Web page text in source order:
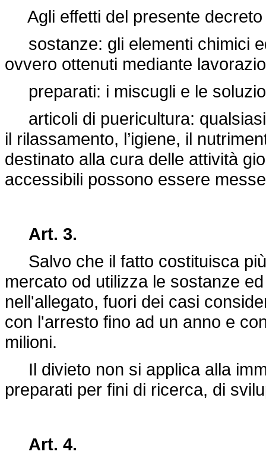
Agli effetti del presente decreto
sostanze: gli elementi chimici
ovvero ottenuti mediante
preparati: i miscugli e le
articoli di puericultura:
il rilassamento, l’igiene, il
destinato alla cura delle attività
accessibili possono essere
Art. 3.
Salvo che il fatto costituisca
mercato od utilizza le sostanze
nell'allegato, fuori dei casi
con l'arresto fino ad un anno e
milioni.
Il divieto non si applica alla
preparati per fini di ricerca, di
Art. 4.